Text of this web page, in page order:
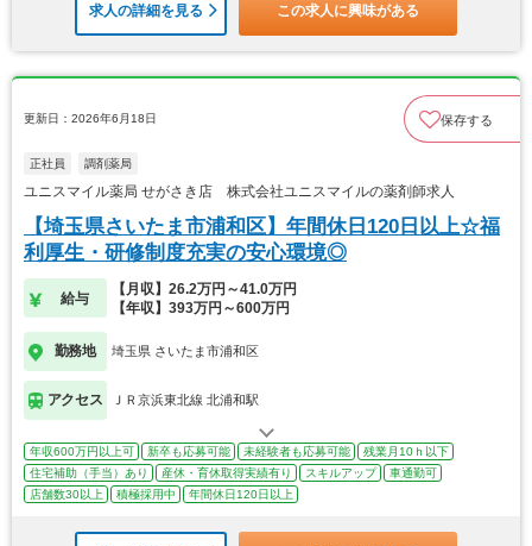
求人の詳細を見る この求人に興味がある
更新日：2026年6月18日 保存する
正社員 調剤薬局
ユニスマイル薬局 せがさき店 株式会社ユニスマイルの薬剤師求人
【埼玉県さいたま市浦和区】年間休日120日以上☆福
利厚生・研修制度充実の安心環境◎
給与
【月収】26.2万円～41.0万円
【年収】393万円～600万円
勤務地 埼玉県 さいたま市浦和区
アクセス ＪＲ京浜東北線 北浦和駅
年収600万円以上可 新卒も応募可能 未経験者も応募可能
残業月10ｈ以下
住宅補助（手当）あり
産休・育休取得実績有り スキルアップ
車通勤可
店舗数30以上
積極採用中 年間休日120日以上